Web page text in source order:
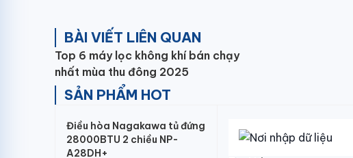
BÀI VIẾT LIÊN QUAN
Top 6 máy lọc không khí bán chạy
nhất mùa thu đông 2025
SẢN PHẨM HOT
Điều hòa Nagakawa tủ đứng
28000BTU 2 chiều NP-
A28DH+